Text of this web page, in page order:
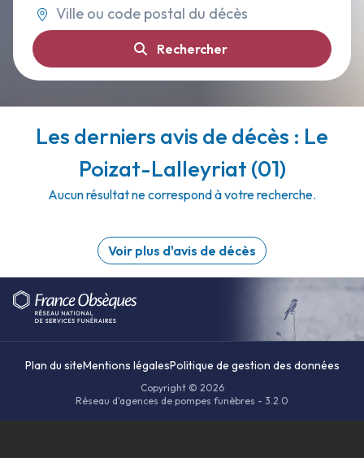
Rechercher
Les derniers avis de décès : Le
Poizat-Lalleyriat (01)
Aucun résultat ne correspond à votre recherche.
Voir plus d'avis de décès
Plan du siteMentions légalesPolitique de gestion des données
Copyright © 2026
Réseau d'agences de pompes funèbres - 3.2.0